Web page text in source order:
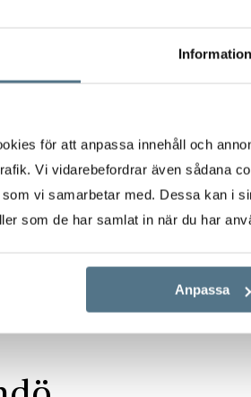
Information
för att anpassa innehåll och
Vi vidarebefordrar även sådana
vi samarbetar med. Dessa kan i
som de har samlat in när du har
Anpassa